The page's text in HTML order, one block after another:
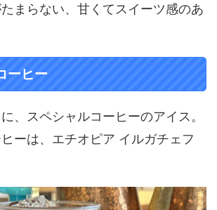
まらない、甘くてスイーツ感のあ
ーヒー
、スペシャルコーヒーのアイス。
ーは、エチオピア イルガチェフ